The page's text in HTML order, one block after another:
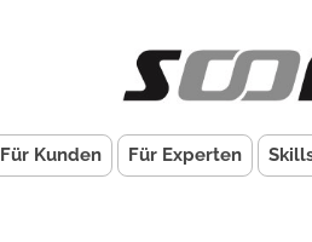
Für Kunden Für Experten